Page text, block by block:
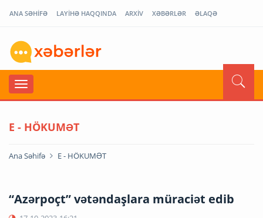
ANA SƏHİFƏ LAYİHƏ HAQQINDA ARXİV XƏBƏRLƏR ƏLAQƏ
E - HÖKUMƏT
Ana Səhifə E - HÖKUMƏT
“Azərpoçt” vətəndaşlara müraciət edib